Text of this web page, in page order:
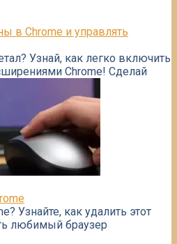
в Chrome и управлять
Узнай, как легко включить
Chrome! Сделай
Узнайте, как удалить этот
любимый браузер